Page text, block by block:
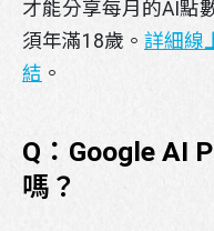
才能分享每月的AI點
須年滿18歲。 詳細線
結 。
Q：Google AI
嗎？